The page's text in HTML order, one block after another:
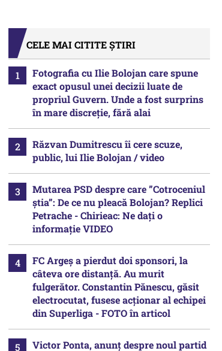
CELE MAI CITITE ȘTIRI
Fotografia cu Ilie Bolojan care spune
exact opusul unei decizii luate de
propriul Guvern. Unde a fost surprins
în mare discreție, fără alai
Răzvan Dumitrescu îi cere scuze,
public, lui Ilie Bolojan / video
Mutarea PSD despre care ”Cotroceniul
știa”: De ce nu pleacă Bolojan? Replici
Petrache - Chirieac: Ne dați o
informație VIDEO
FC Argeș a pierdut doi sponsori, la
câteva ore distanță. Au murit
fulgerător. Constantin Pănescu, găsit
electrocutat, fusese acționar al echipei
din Superliga - FOTO în articol
Victor Ponta, anunț despre noul partid